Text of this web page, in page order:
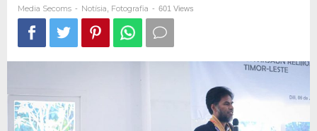
Media Secoms - Notísia Fotografia - 601 Views